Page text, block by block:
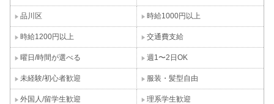
品川区 時給1000円以上
時給1200円以上 交通費支給
曜日/時間が選べる 週1〜2日OK
未経験/初心者歓迎 服装・髪型自由
外国人/留学生歓迎 理系学生歓迎